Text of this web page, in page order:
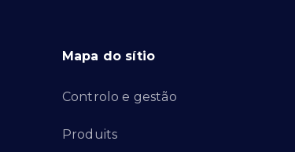
Mapa do sítio
Controlo e gestão
Produits